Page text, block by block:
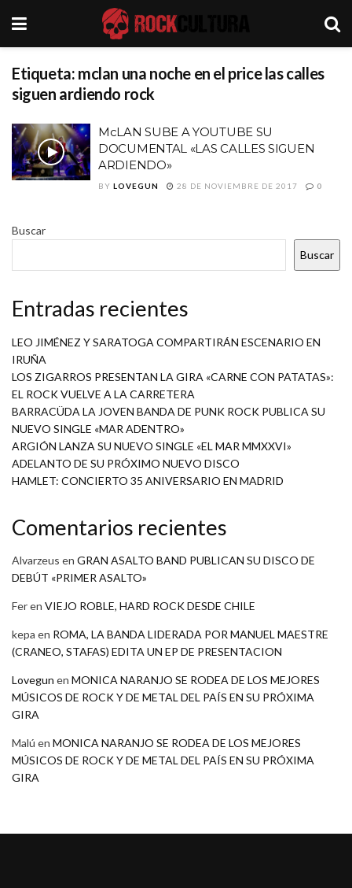
Etiqueta: mclan una noche en el price las calles
siguen ardiendo rock
McLAN SUBE A YOUTUBE SU
DOCUMENTAL «LAS CALLES SIGUEN
ARDIENDO»
BY LOVEGUN 28 DE NOVIEMBRE DE 2017 0
Buscar
Buscar
Entradas recientes
LEO JIMÉNEZ Y SARATOGA COMPARTIRÁN ESCENARIO EN
IRUÑA
LOS ZIGARROS PRESENTAN LA GIRA «CARNE CON PATATAS»:
EL ROCK VUELVE A LA CARRETERA
BARRACÜDA LA JOVEN BANDA DE PUNK ROCK PUBLICA SU
NUEVO SINGLE «MAR ADENTRO»
ARGIÓN LANZA SU NUEVO SINGLE «EL MAR MMXXVI»
ADELANTO DE SU PRÓXIMO NUEVO DISCO
HAMLET: CONCIERTO 35 ANIVERSARIO EN MADRID
Comentarios recientes
Alvarzeus en GRAN ASALTO BAND PUBLICAN SU DISCO DE
DEBÚT «PRIMER ASALTO»
Feren VIEJO ROBLE, HARD ROCK DESDE CHILE
kepa en ROMA, LA BANDA LIDERADA POR MANUEL MAESTRE
(CRANEO, STAFAS) EDITA UN EP DE PRESENTACION
Lovegun en MONICA NARANJO SE RODEA DE LOS MEJORES
MÚSICOS DE ROCK Y DE METAL DEL PAÍS EN SU PRÓXIMA
GIRA
Malú en MONICA NARANJO SE RODEA DE LOS MEJORES
MÚSICOS DE ROCK Y DE METAL DEL PAÍS EN SU PRÓXIMA
GIRA